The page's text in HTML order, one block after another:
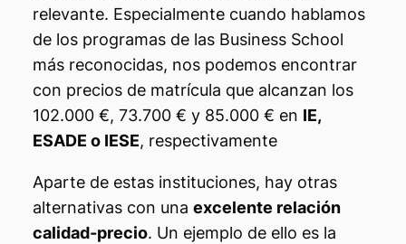
relevante. Especialmente cuando hablamos
de los programas de las Business School
más reconocidas, nos podemos encontrar
con precios de matrícula que alcanzan los
102.000 €, 73.700 € y 85.000 € en IE,
ESADE o IESE, respectivamente
Aparte de estas instituciones, hay otras
alternativas con una excelente relación
calidad-precio. Un ejemplo de ello es la